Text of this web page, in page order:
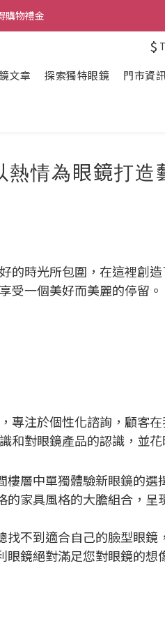
購物禮金
$
文章 探索獨特眼鏡
門市資
情為眼鏡打造
的時光所包圍，在這裡創
享受一個美好而美麗的停留。
專注於個性化諮詢，顧客
和對眼鏡產品的認識，並
樓層中單獨體驗新眼鏡的選
的家具風格的大膽組合，呈
找不到適合自己的臉型眼鏡
眼鏡絕對滿足您對眼鏡的想